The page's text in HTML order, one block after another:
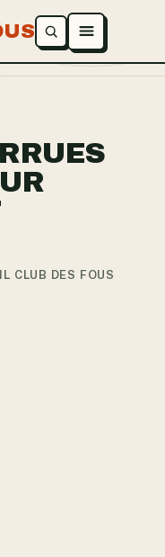
Ouvrir le menu
CLUB DES FOUS